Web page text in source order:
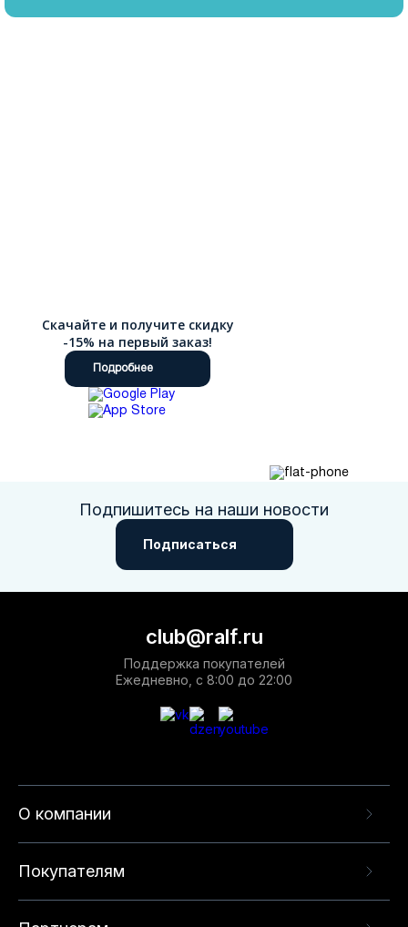
Скачайте и получите скидку
-15% на первый заказ!
Подробнее
Подпишитесь на наши новости
Подписаться
О компании
Покупателям
club@ralf.ru
Поддержка покупателей
Ежедневно, с 8:00 до 22:00